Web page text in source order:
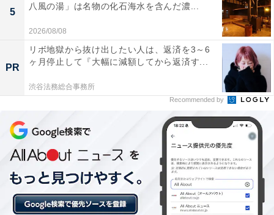
5
八風の湯」は名物の化石海水を含んだ濃...
2026/08/08
PR
リボ地獄から抜け出したい人は、返済を3～6
ヶ月停止して『大幅に減額してから返済す...
渋谷法務総合事務所
Recommended by